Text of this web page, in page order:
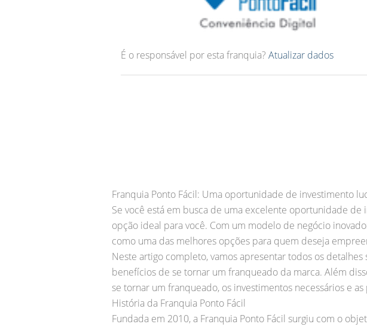
É o responsável por esta franquia? Atualizar dados
Franquia Ponto Fácil: Uma oportunidade de investimento
Se você está em busca de uma excelente oportunidade
opção ideal para você. Com um modelo de negócio
como uma das melhores opções para quem deseja
Neste artigo completo, vamos apresentar todos os
benefícios de se tornar um franqueado da marca. Além
se tornar um franqueado, os investimentos necessários e
História da Franquia Ponto Fácil
Fundada em 2010, a Franquia Ponto Fácil surgiu com o